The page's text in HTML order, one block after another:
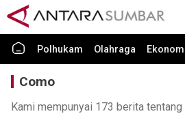
Polhukam Olahraga
Como
Kami mempunyai 173 berita tentang